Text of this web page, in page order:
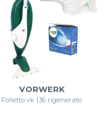
VORWERK
Folletto vk 136 rigenerato